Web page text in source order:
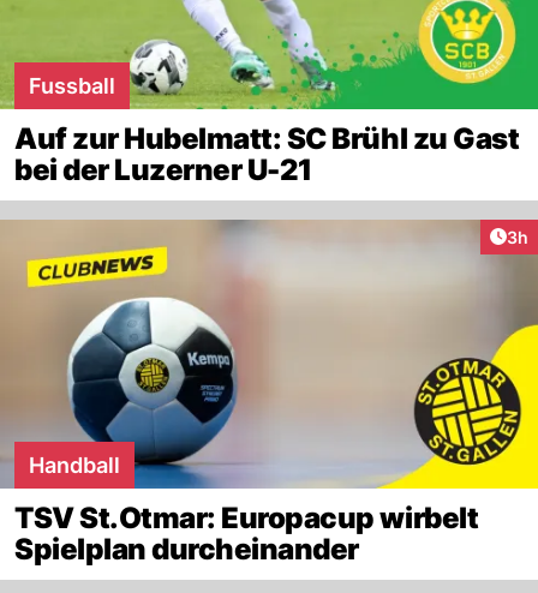
Fussball
Auf zur Hubelmatt: SC Brühl zu Gast
bei der Luzerner U-21
3h
Handball
TSV St.Otmar: Europacup wirbelt
Spielplan durcheinander